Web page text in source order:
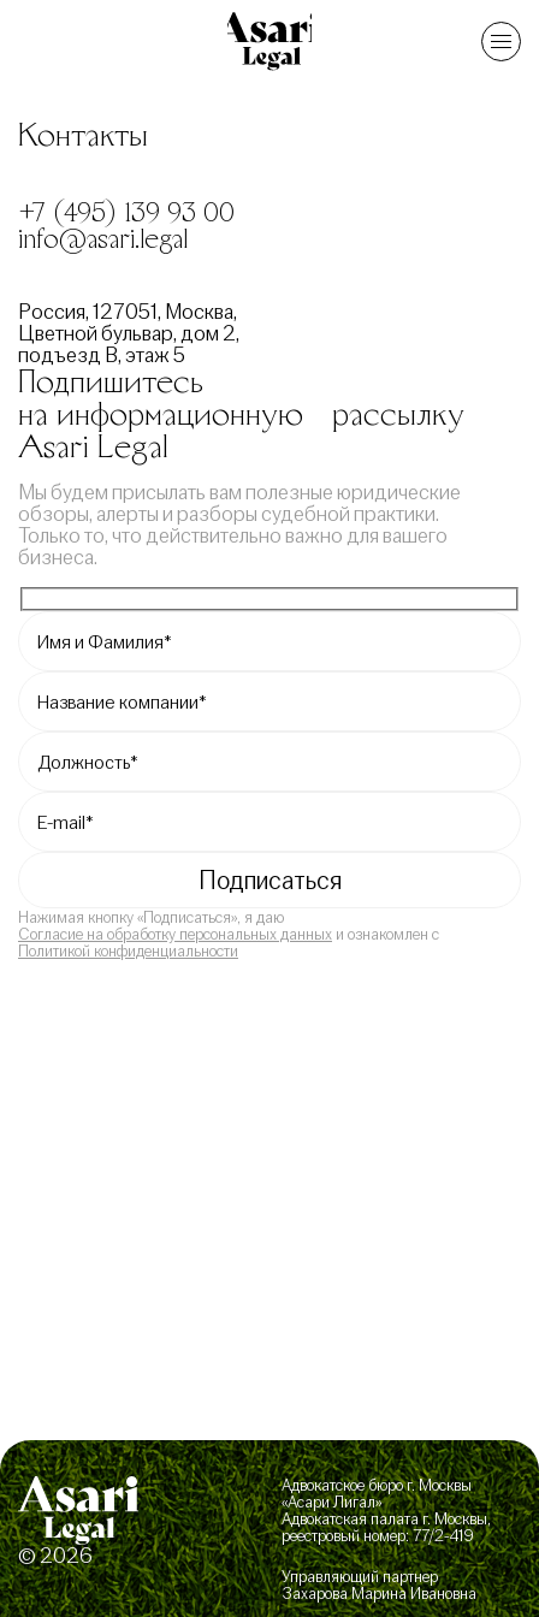
Контакты
+7 (495) 139 93 00
info@asari.legal
Россия, 127051, Москва,
Цветной бульвар, дом 2,
подъезд В, этаж 5
Подпишитесь
на информационную рассылку
Asari Legal
Мы будем присылать вам полезные юридические
обзоры, алерты и разборы судебной практики.
Только то, что действительно важно для вашего
бизнеса.
Нажимая кнопку «Подписаться», я даю
Согласие на обработку персональных данных и ознакомлен с
Политикой конфиденциальности
© 2026
Адвокатское бюро г. Москвы
«Асари Лигал»
Адвокатская палата г. Москвы,
реестровый номер: 77/2-419
Управляющий партнер
Захарова Марина Ивановна